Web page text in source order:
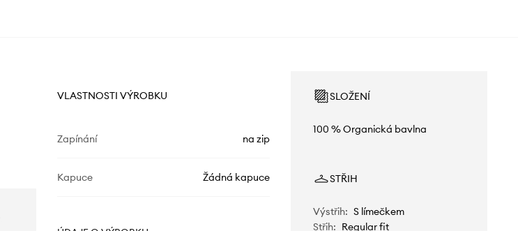
VLASTNOSTI VÝROBKU
Zapínání na zip
Kapuce Žádná kapuce
SLOŽENÍ
100 % Organická bavlna
STŘIH
Výstřih: S límečkem
Střih: Regular fit